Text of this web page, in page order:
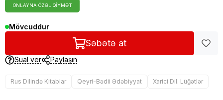
ONLAYNA ÖZƏL QIYMƏT
Mövcuddur
Səbətə at
Sual ver Paylaşın
Rus Dilində Kitablar Qeyri-Bədii Ədəbiyyat Xarici Dil. Lüğətlər